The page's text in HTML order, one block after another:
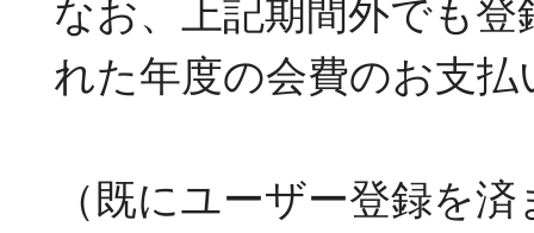
なお、上記期間外でも
れた年度の会費のお支
（既にユーザー登録を